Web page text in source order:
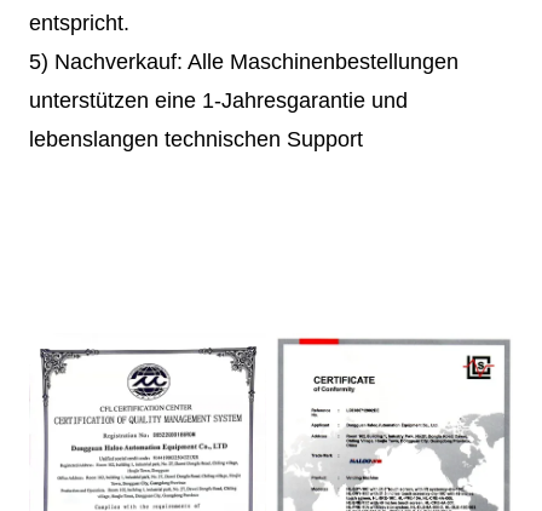
entspricht.
5) Nachverkauf: Alle Maschinenbestellungen
unterstützen eine 1-Jahresgarantie und
lebenslangen technischen Support